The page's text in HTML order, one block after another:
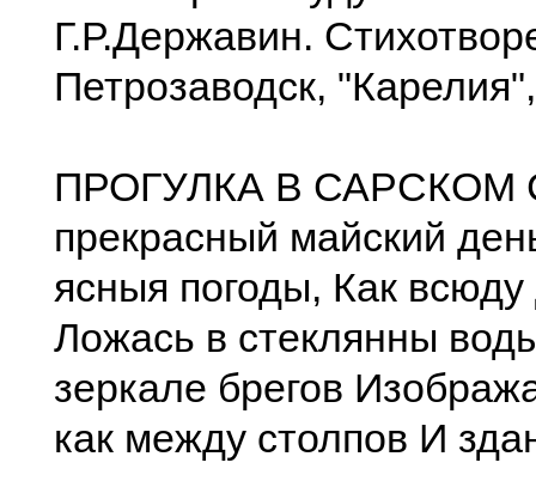
Г.Р.Державин.
Петрозаводск,
ПРОГУЛКА В САРСКОМ
прекрасный майский
ясныя погоды, Как
Ложась в стеклянны
зеркале брегов
как между столпов И